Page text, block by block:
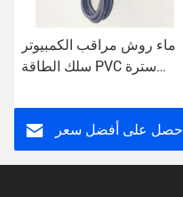
ماء روش مراقب الكمبيوتر
سلك الطاقة PVC سترة
احصل على أفضل سعر